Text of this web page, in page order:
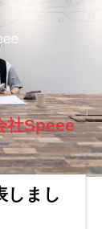
社Speee
しまし